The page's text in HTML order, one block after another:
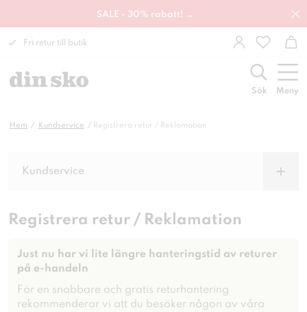
SALE - 30% rabatt! →
Fri retur till butik
Sök Meny
Hem Kundservice Registrera retur / Reklamation
Kundservice
Registrera retur / Reklamation
Just nu har vi lite längre hanteringstid av returer
på e-handeln
För en snabbare och gratis returhantering
rekommenderar vi att du besöker någon av våra